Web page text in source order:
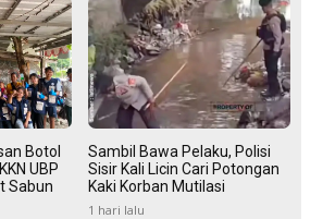
Botol
UBP
Sabun
Sambil Bawa Pelaku, Polisi
Sisir Kali Licin Cari Potongan
Kaki Korban Mutilasi
1 hari lalu